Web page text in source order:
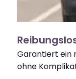
Garantiert ein
ohne